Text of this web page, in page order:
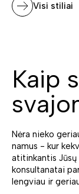
Visi stiliai
Kaip
Nėra nieko
namus - kur
atitinkantis
konsultanatai
lengviau ir